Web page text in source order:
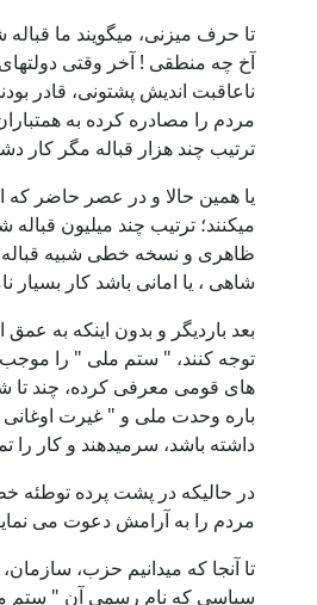
تا حرف میزنی، میگویند ما
آخ چه منطقی ! آخر وقتی دولتهای
ناعاقبت اندیش پشتونی، قادر
مردم را مصادره کرده به
ترتیب چند هزار قباله مگر کار
یا همین حالا و در عصر حاضر که
میکنند؛ ترتیب چند میلیون
ظاهری و نسخه خطی شبیه قباله
شاهی ، یا امانی باشد کار بسیار
بعد باردیگر و بدون اینکه به عمق
توجه کنند، " ستم ملی " را
های قومی معرفی کرده، چند تا
باره وحدت ملی و " غیرت
داشته باشد، سرمیدهند و کار را
در حالیکه در پشت پرده توطئه
مردم را به آرامش دعوت می
تا آنجا که میدانیم حزب،
سیاسی که نام رسمی آن " ستم